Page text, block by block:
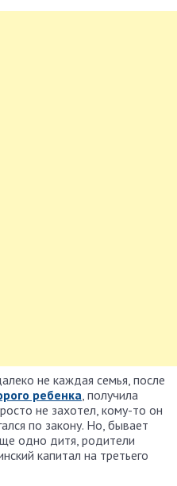
не каждая семья, после
ребенка, получила
не захотел, кому-то он
по закону. Но, бывает
одно дитя, родители
капитал на третьего